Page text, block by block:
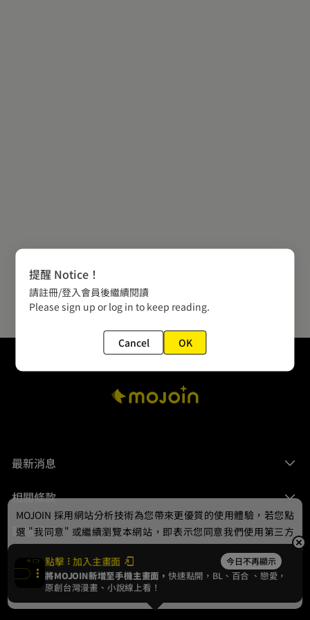
最新消息
相關條款
聯絡我們
© 2024 gamania Digital Entertainment Co., Ltd.
點擊 加入主畫面 今日不再顯示
將MOJOIN新增至手機主畫面，快速點開，BL、 百合 、戀愛，
原創台灣漫畫、小說線上看！
MOJOIN 採用網站分析技術為您帶來更優質的使用體驗，若您點
選 "我同意" 或繼續瀏覽本網站，即表示您同意我們使用第三方
Cookie，欲瞭解更多資訊請見隱私權政策。
我同意
提醒 Notice！
請註冊/登入會員後繼續閱讀
Please sign up or log in to keep reading.
Cancel OK